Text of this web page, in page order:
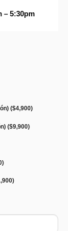
– 5:30pm
($4,900)
($9,900)
)
)